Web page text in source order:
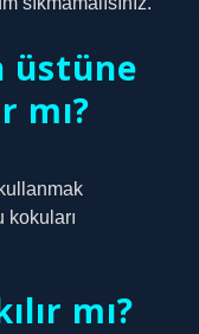
üstüne
mı?
kokuları
mı?